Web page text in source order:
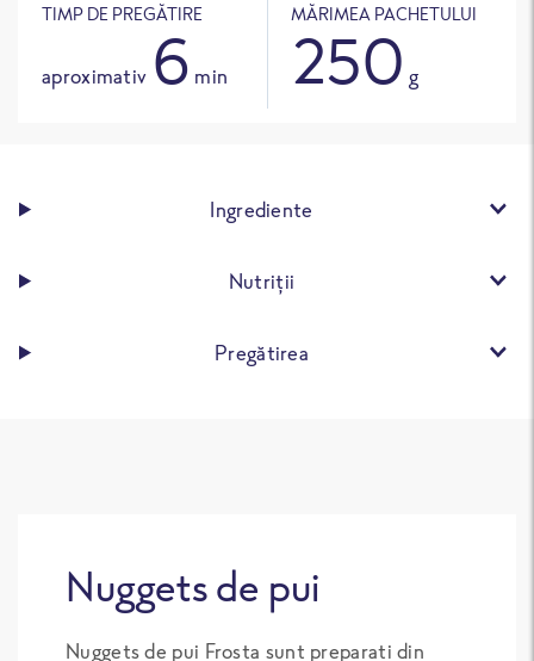
TIMP DE PREGĂTIRE
aproximativ 6 min
MĂRIMEA PACHETULUI
250 g
Ingrediente
Nutriții
Pregătirea
Nuggets de pui
Nuggets de pui Frosta sunt preparati din